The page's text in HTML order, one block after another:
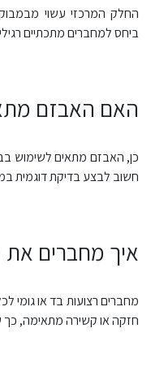
החלק המרכזי עשוי מבמבוק
ביחס למחברים מתכתיים
האם האבזם
כן, האבזם מתאים לשימוש
חשוב לבצע בדיקת דוגמית
איך מחברים
מחברים רצועות בד או גומי
חזקה או קשירה מתאימה, כך